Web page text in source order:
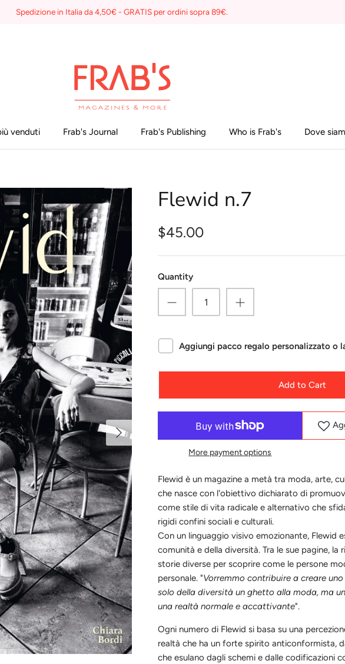
Spedizione in Italia da 4,50€ - GRATIS per ordini sopra 89€.
venduti Frab's Journal Frab's Publishing Who is Frab's Dove
Flewid n.7
$45.00
Quantity
Aggiungi pacco regalo personalizzato o
Add to Cart
More payment options
Flewid è un magazine a metà tra moda, arte,
che nasce con l'obiettivo dichiarato di
come stile di vita radicale e alternativo che
rigidi confini sociali e culturali.
Con un linguaggio visivo emozionante, Flewid
comunità e della diversità. Tra le sue pagine, la
storie diverse per scoprire come le persone
personale. "Vorremmo contribuire a creare
solo della diversità un ghetto alla moda, ma
una realtà normale e accattivante".
Ogni numero di Flewid si basa su una
realtà che ha un forte spirito anticonformista,
che esulano dagli schemi e dalle codificazioni